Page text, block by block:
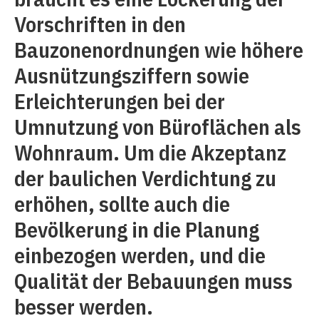
Vorschriften in den
Bauzonenordnungen wie höhere
Ausnützungsziffern sowie
Erleichterungen bei der
Umnutzung von Büroflächen als
Wohnraum. Um die Akzeptanz
der baulichen Verdichtung zu
erhöhen, sollte auch die
Bevölkerung in die Planung
einbezogen werden, und die
Qualität der Bebauungen muss
besser werden.